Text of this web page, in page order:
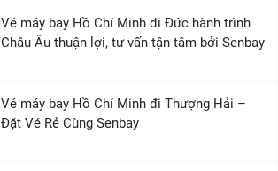
Vé máy bay Hồ Chí Minh đi Đức hành trình
Châu Âu thuận lợi, tư vấn tận tâm bởi Senbay
Vé máy bay Hồ Chí Minh đi Thượng Hải –
Đặt Vé Rẻ Cùng Senbay